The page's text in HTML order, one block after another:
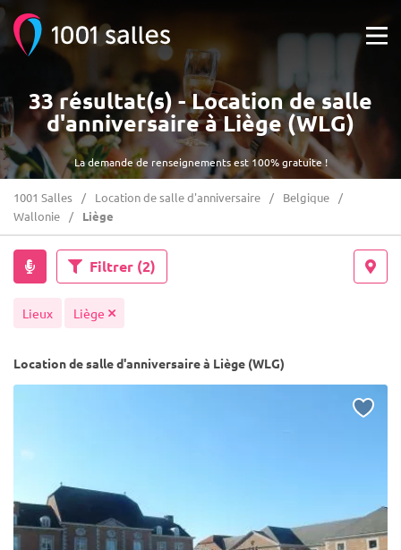
La demande de renseignements est 100% gratuite !
33 résultat(s) - Location de salle
d'anniversaire à Liège (WLG)
1001 Salles Location de salle d'anniversaire
Belgique
Wallonie
Liège
Filtrer (2)
Lieux Liège
Location de salle d'anniversaire à Liège (WLG)